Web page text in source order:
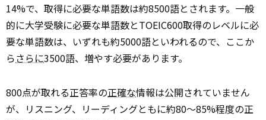
14%で、取得に必要な単語数は約8500語とされます。一般
的に大学受験に必要な単語数とTOEIC600取得のレベルに必
要な単語数は、いずれも約5000語といわれるので、ここか
らさらに3500語、増やす必要があります。
800点が取れる正答率の正確な情報は公開されていません
が、リスニング、リーディングともに約80～85%程度の正